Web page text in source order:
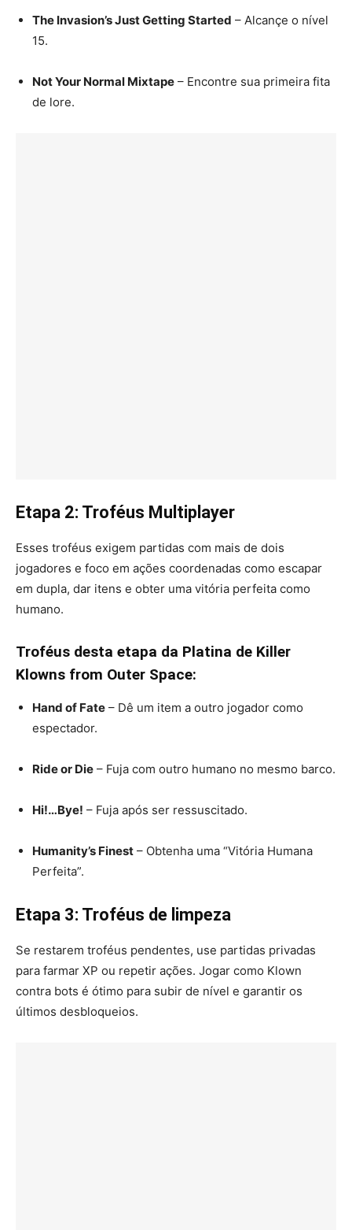
The Invasion’s Just Getting Started – Alcançe o nível
15.
Not Your Normal Mixtape – Encontre sua primeira fita
de lore.
Etapa 2: Troféus Multiplayer
Esses troféus exigem partidas com mais de dois
jogadores e foco em ações coordenadas como escapar
em dupla, dar itens e obter uma vitória perfeita como
humano.
Troféus desta etapa da Platina de Killer
Klowns from Outer Space:
Hand of Fate – Dê um item a outro jogador como
espectador.
Ride or Die – Fuja com outro humano no mesmo barco.
Hi!…Bye! – Fuja após ser ressuscitado.
Humanity’s Finest – Obtenha uma “Vitória Humana
Perfeita”.
Etapa 3: Troféus de limpeza
Se restarem troféus pendentes, use partidas privadas
para farmar XP ou repetir ações. Jogar como Klown
contra bots é ótimo para subir de nível e garantir os
últimos desbloqueios.